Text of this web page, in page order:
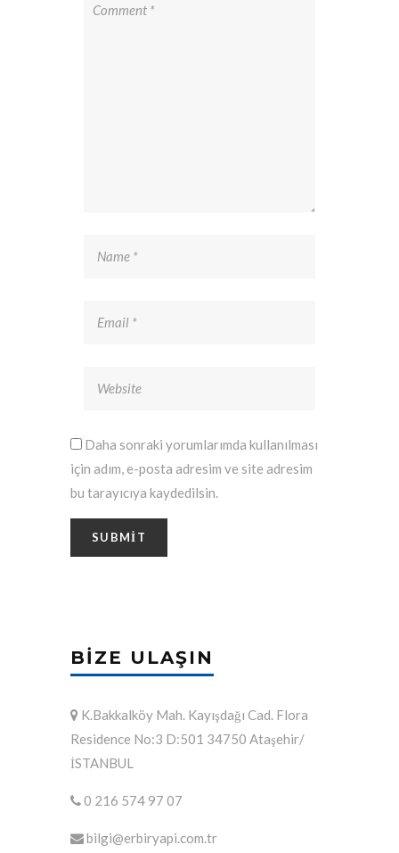
Daha sonraki yorumlarımda kullanılması
için adım, e-posta adresim ve site adresim
bu tarayıcıya kaydedilsin.
BIZE ULAŞIN
K.Bakkalköy Mah. Kayışdağı Cad. Flora
Residence No:3 D:501 34750 Ataşehir/
İSTANBUL
0 216 574 97 07
bilgi@erbiryapi.com.tr